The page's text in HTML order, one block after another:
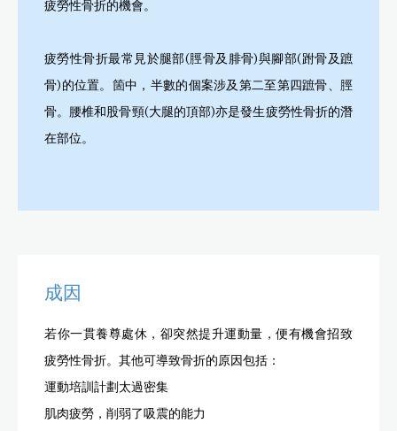
疲勞性骨折的機會。
疲勞性骨折最常見於腿部(脛骨及腓骨)與腳部(跗骨及蹠
骨)的位置。箇中，半數的個案涉及第二至第四蹠骨、脛
骨。腰椎和股骨頸(大腿的頂部)亦是發生疲勞性骨折的潛
在部位。
成因
若你一貫養尊處休，卻突然提升運動量，便有機會招致
疲勞性骨折。其他可導致骨折的原因包括：
運動培訓計劃太過密集
肌肉疲勞，削弱了吸震的能力